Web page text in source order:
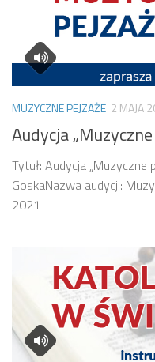
MUZYCZNE PEJZAŻE 2 MAJA
Audycja
Tytuł: Audycja
GoskaNazwa audycji:
2021